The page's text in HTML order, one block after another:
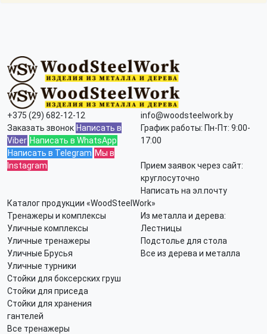
+375 (29) 682-12-12
Заказать звонок Написать в
Viber Написать в WhatsApp
Написать в Telegram Мы в
Instagram
info@woodsteelwork.by
График работы: Пн-Пт: 9:00-
17:00
Прием заявок через сайт:
круглосуточно
Написать на эл.почту
Каталог продукции «WoodSteelWork»
Тренажеры и комплексы
Уличные комплексы
Уличные тренажеры
Уличные Брусья
Уличные турники
Стойки для боксерских груш
Стойки для приседа
Стойки для хранения
гантелей
Все тренажеры
Из металла и дерева:
Лестницы
Подстолье для стола
Все из дерева и металла